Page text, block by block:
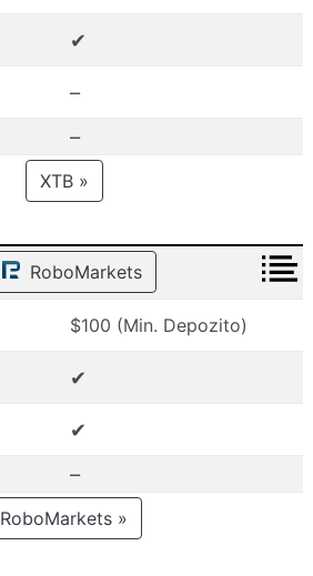
✔
–
–
XTB »
RoboMarkets
$100 (Min. Depozito)
✔
✔
–
RoboMarkets »